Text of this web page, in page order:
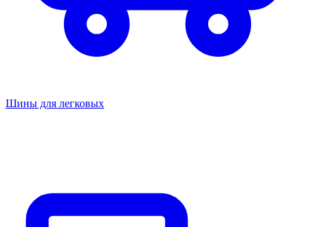
Шины для легковых